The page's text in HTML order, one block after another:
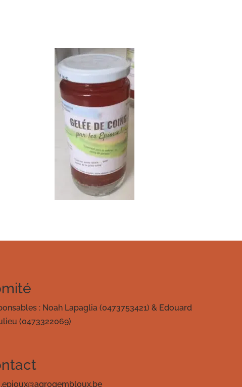
: Noah Lapaglia (0473753421) & Edouard
(0473322069)